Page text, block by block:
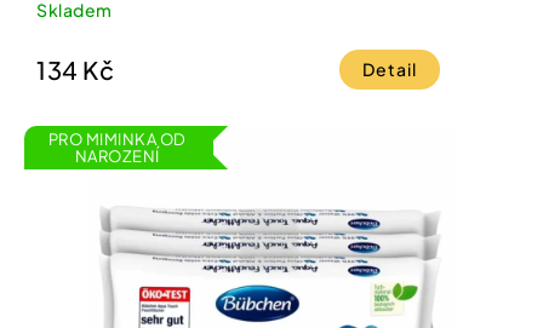
Skladem
134 Kč Detail
PRO MIMINKA OD
NAROZENÍ